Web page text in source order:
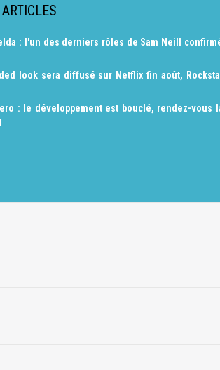
: l'un des derniers rôles de Sam Neill
look sera diffusé sur Netflix fin août,
: le développement est bouclé, rendez-vous